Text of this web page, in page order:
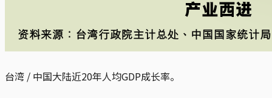
台湾 / 中国大陆近20年人均GDP成长率。